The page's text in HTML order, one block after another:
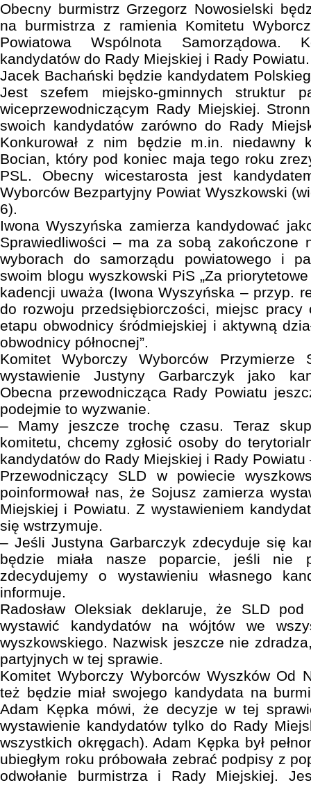
Obecny burmistrz Grzegorz Nowosielski
na burmistrza z ramienia Komitetu
Powiatowa Wspólnota Samorządowa.
kandydatów do Rady Miejskiej i Rady Powiatu.
Jacek Bachański będzie kandydatem
Jest szefem miejsko-gminnych struktur
wiceprzewodniczącym Rady Miejskiej.
swoich kandydatów zarówno do Rady
Konkurował z nim będzie m.in. niedawny
Bocian, który pod koniec maja tego roku
PSL. Obecny wicestarosta jest
Wyborców Bezpartyjny Powiat Wyszkowski
6).
Iwona Wyszyńska zamierza kandydować
Sprawiedliwości – ma za sobą zakończone
wyborach do samorządu powiatowego i
swoim blogu wyszkowski PiS „Za
kadencji uważa (Iwona Wyszyńska – przyp.
do rozwoju przedsiębiorczości, miejsc
etapu obwodnicy śródmiejskiej i aktywną
obwodnicy północnej”.
Komitet Wyborczy Wyborców Przymierze
wystawienie Justyny Garbarczyk jako
Obecna przewodnicząca Rady Powiatu
podejmie to wyzwanie.
– Mamy jeszcze trochę czasu. Teraz
komitetu, chcemy zgłosić osoby do
kandydatów do Rady Miejskiej i Rady Powiatu
Przewodniczący SLD w powiecie
poinformował nas, że Sojusz zamierza
Miejskiej i Powiatu. Z wystawieniem
się wstrzymuje.
– Jeśli Justyna Garbarczyk zdecyduje się
będzie miała nasze poparcie, jeśli nie
zdecydujemy o wystawieniu własnego
informuje.
Radosław Oleksiak deklaruje, że SLD
wystawić kandydatów na wójtów we
wyszkowskiego. Nazwisk jeszcze nie
partyjnych w tej sprawie.
Komitet Wyborczy Wyborców Wyszków Od
też będzie miał swojego kandydata na
Adam Kępka mówi, że decyzje w tej
wystawienie kandydatów tylko do Rady
wszystkich okręgach). Adam Kępka był
ubiegłym roku próbowała zebrać podpisy z
odwołanie burmistrza i Rady Miejskiej.